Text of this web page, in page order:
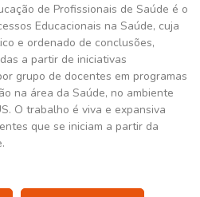
de Profissionais de Saúde é o
Educacionais na Saúde, cuja
e ordenado de conclusões,
a partir de iniciativas
grupo de docentes em programas
na área da Saúde, no ambiente
O trabalho é viva e expansiva
que se iniciam a partir da